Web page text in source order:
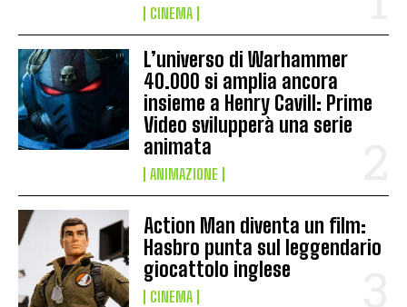
CINEMA
L’universo di Warhammer
40.000 si amplia ancora
insieme a Henry Cavill: Prime
Video svilupperà una serie
animata
ANIMAZIONE
Action Man diventa un film:
Hasbro punta sul leggendario
giocattolo inglese
CINEMA